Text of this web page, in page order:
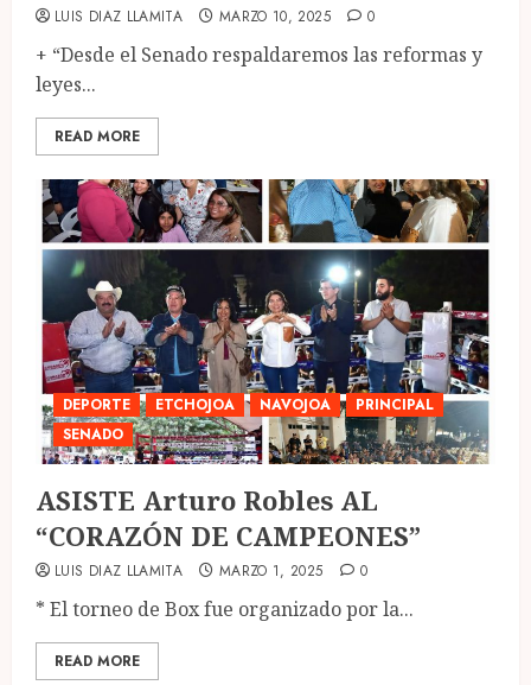
LUIS DIAZ LLAMITA MARZO 10, 2025 0
+ “Desde el Senado respaldaremos las reformas y
leyes...
READ MORE
DEPORTE ETCHOJOA NAVOJOA
PRINCIPAL
SENADO
ASISTE Arturo Robles AL
“CORAZÓN DE CAMPEONES”
LUIS DIAZ LLAMITA MARZO 1, 2025 0
* El torneo de Box fue organizado por la...
READ MORE